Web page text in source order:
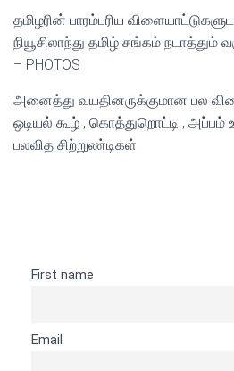
தமிழரின் பாரம்பரிய
நியூசிலாந்து தமிழ் சங்கம் நடாத்தும்
– PHOTOS
அனைத்து வயதினருக்குமான பல
ஒடியல் கூழ் , கொத்துறொட்டி , அப்பம்
பலவித சிற்றுண்டிகள்
First name
Email